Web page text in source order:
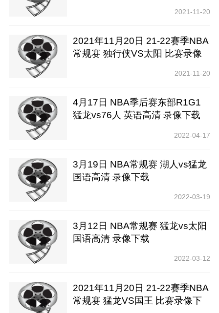
2021-11-20
2021年11月20日 21-22赛季NBA
常规赛 独行侠VS太阳 比赛录像
2021-11-20
4月17日 NBA季后赛东部R1G1
猛龙vs76人 英语高清 录像下载
2022-04-17
3月19日 NBA常规赛 湖人vs猛龙
国语高清 录像下载
2022-03-19
3月12日 NBA常规赛 猛龙vs太阳
国语高清 录像下载
2022-03-12
2021年11月20日 21-22赛季NBA
常规赛 猛龙VS国王 比赛录像下